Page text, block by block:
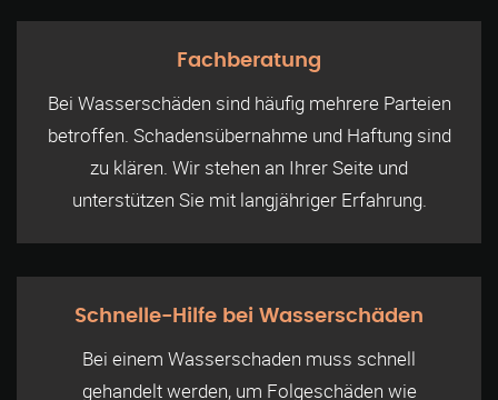
Fachberatung
Bei Wasserschäden sind häufig mehrere Parteien
betroffen. Schadensübernahme und Haftung sind
zu klären. Wir stehen an Ihrer Seite und
unterstützen Sie mit langjähriger Erfahrung.
Schnelle-Hilfe bei Wasserschäden
Bei einem Wasserschaden muss schnell
gehandelt werden, um Folgeschäden wie